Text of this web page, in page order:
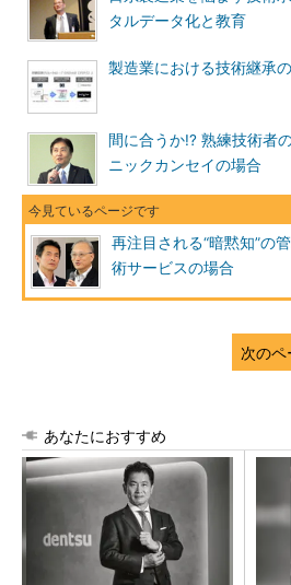
タルデータ化と教育
製造業における技術継承
間に合うか!? 熟練技術者
ニックカンセイの場合
再注目される“暗黙知”
術サービスの場合
次のペ
あなたにおすすめ